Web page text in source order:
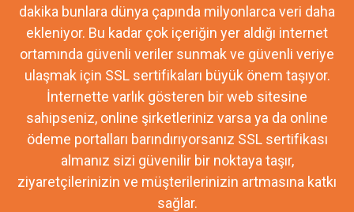
dakika bunlara dünya çapında milyonlarca veri daha
ekleniyor. Bu kadar çok içeriğin yer aldığı internet
ortamında güvenli veriler sunmak ve güvenli veriye
ulaşmak için SSL sertifikaları büyük önem taşıyor.
İnternette varlık gösteren bir web sitesine
sahipseniz, online şirketleriniz varsa ya da online
ödeme portalları barındırıyorsanız SSL sertifikası
almanız sizi güvenilir bir noktaya taşır,
ziyaretçilerinizin ve müşterilerinizin artmasına katkı
sağlar.